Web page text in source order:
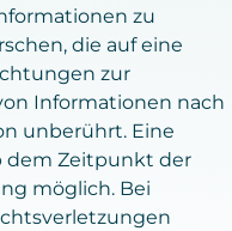
zu
die auf eine
zur
Informationen nach
unberührt. Eine
dem Zeitpunkt der
möglich. Bei